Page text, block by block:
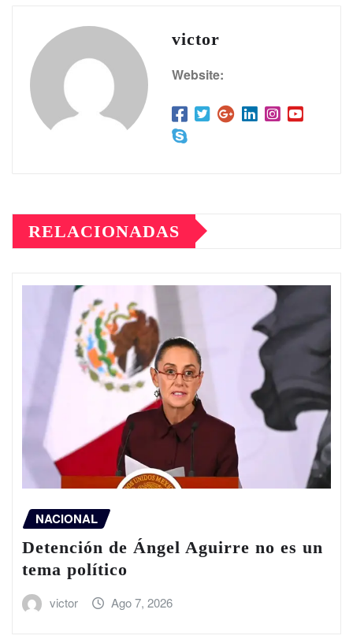
victor
Website:
RELACIONADAS
NACIONAL
Detención de Ángel Aguirre no es un
tema político
victor Ago 7, 2026